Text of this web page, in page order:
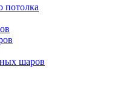
шаров